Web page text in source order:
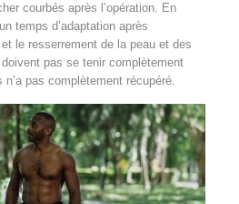
courbés après l’opération. En
temps d’adaptation après
et le resserrement de la peau et des
pas se tenir complètement
pas complètement récupéré.